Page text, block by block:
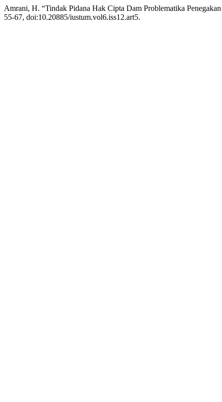
Amrani, H. “Tindak Pidana Hak Cipta Dam Problematika
55-67, doi:10.20885/iustum.vol6.iss12.art5.